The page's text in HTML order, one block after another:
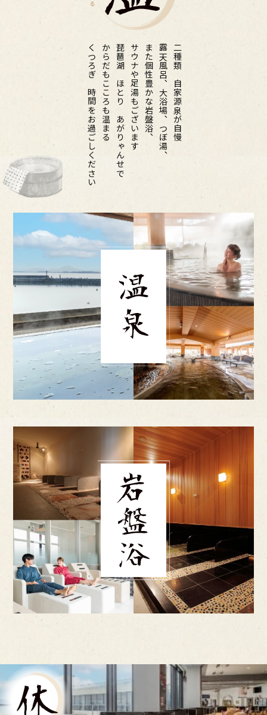
二種類の自家源泉が自慢の
露天風呂、大浴場、つぼ湯、
また個性豊かな岩盤浴、
サウナや足湯もございます
琵琶湖のほとりのあがりゃんせで
からだもこころも温まる
くつろぎの時間をお過ごしください